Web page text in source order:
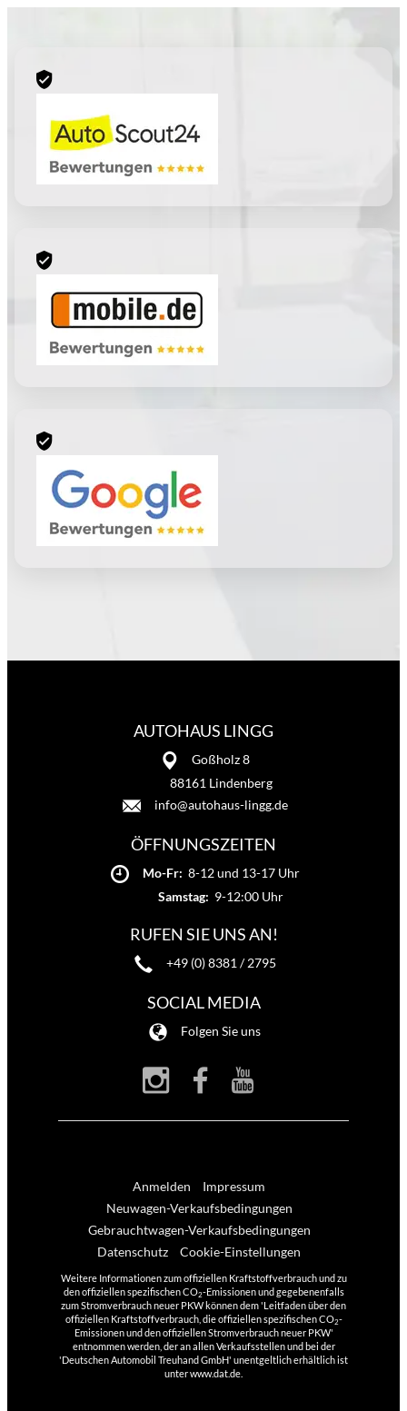
AUTOHAUS LINGG
Goßholz 8
88161 Lindenberg
info@autohaus-lingg.de
ÖFFNUNGSZEITEN
Mo-Fr: 8-12 und 13-17 Uhr
Samstag: 9-12:00 Uhr
RUFEN SIE UNS AN!
+49 (0) 8381 / 2795
SOCIAL MEDIA
Folgen Sie uns
Anmelden
Impressum
Neuwagen-Verkaufsbedingungen
Gebrauchtwagen-Verkaufsbedingungen
Datenschutz
Cookie-Einstellungen
Weitere Informationen zum offiziellen Kraftstoffverbrauch und zu
den offiziellen spezifischen CO2-Emissionen und gegebenenfalls
zum Stromverbrauch neuer PKW können dem 'Leitfaden über den
offiziellen Kraftstoffverbrauch, die offiziellen spezifischen CO2-
Emissionen und den offiziellen Stromverbrauch neuer PKW'
entnommen werden, der an allen Verkaufsstellen und bei der
'Deutschen Automobil Treuhand GmbH' unentgeltlich erhältlich ist
unter www.dat.de.